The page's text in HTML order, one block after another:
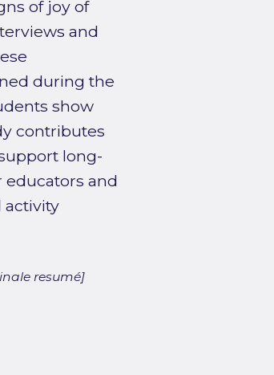
of joy of
and
during the
show
contributes
long-
and
activity
resumé]